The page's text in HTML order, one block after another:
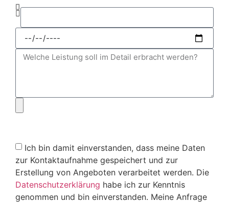
Ich bin damit einverstanden, dass meine Daten
zur Kontaktaufnahme gespeichert und zur
Erstellung von Angeboten verarbeitet werden. Die
Datenschutzerklärung habe ich zur Kenntnis
genommen und bin einverstanden. Meine Anfrage